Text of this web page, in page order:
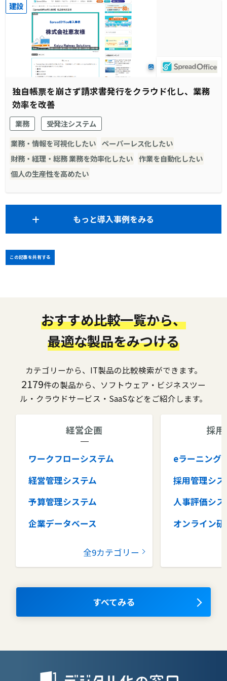
建設
独自帳票を崩さず請求書発行をクラウド化し、業務
効率を改善
業務
受発注システム
業務・情報を可視化したい ペーパーレス化したい
財務・経理・総務 業務を効率化したい 作業を自動化したい
個人の生産性を高めたい
もっと導入事例をみる
この記事を共有する
おすすめ比較一覧から、
最適な製品をみつける
カテゴリーから、IT製品の比較検索ができます。
2179件の製品から、ソフトウェア・ビジネスツー
ル・クラウドサービス・SaaSなどをご紹介します。
経営企画
ワークフローシステム
経営管理システム
予算管理システム
企業データベース
コラボレーションツール
ナレッジマネジメントツール
全9カテゴリー
採
eラーニング
採用管理シス
人事評価シス
オンライン研
タレントマ
OKRツール
すべてみる